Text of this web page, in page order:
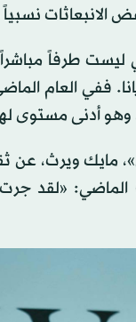
أقل من 30 دولاراً
ليست طرفاً
مايك ويرث،
الماضي: «لقد